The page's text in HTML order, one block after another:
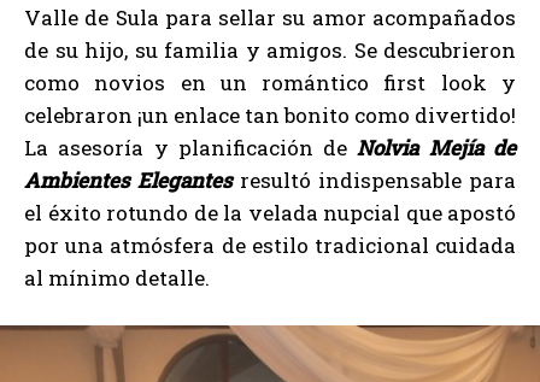
Valle de Sula para sellar su amor acompañados
de su hijo, su familia y amigos. Se descubrieron
como novios en un romántico first look y
celebraron ¡un enlace tan bonito como divertido!
La asesoría y planificación deNolvia Mejía de
Ambientes Elegantesresultó indispensable para
el éxito rotundo de la velada nupcial que apostó
por una atmósfera de estilo tradicional cuidada
al mínimo detalle.